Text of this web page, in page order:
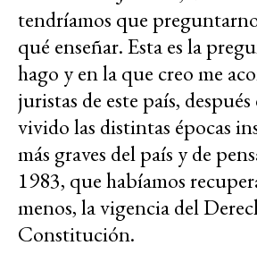
tendríamos que
qué enseñar. Esta es la
hago y en la que creo me
juristas de este país,
vivido las distintas épocas
más graves del país y de
1983, que habíamos
menos, la vigencia del
Constitución.